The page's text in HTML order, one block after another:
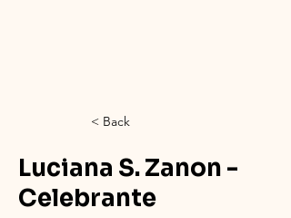
< Back
Luciana S. Zanon -
Celebrante